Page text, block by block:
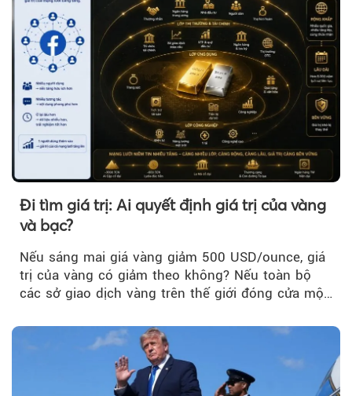
Đi tìm giá trị: Ai quyết định giá trị của vàng
và bạc?
Nếu sáng mai giá vàng giảm 500 USD/ounce, giá
trị của vàng có giảm theo không? Nếu toàn bộ
các sở giao dịch vàng trên thế giới đóng cửa một